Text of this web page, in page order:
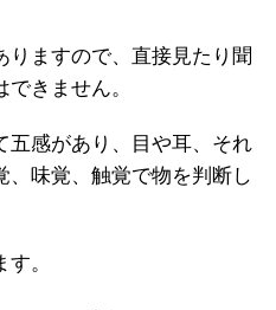
りますので、直接見たり聞
きません。
五感があり、目や耳、それ
、味覚、触覚で物を判断し
。